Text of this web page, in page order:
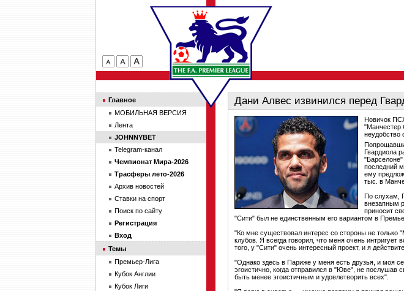
Дани Алвес извинился перед
Новичок
"Манчестер
неудобство
Гвардиола
"Барселоне"
последний
ему
тыс. в
По слухам,
внезапным
приносит
"Сити" был не единственным его вариантом в
"Ко мне существовал интерес со стороны не только
клубов. Я всегда говорил, что меня очень
того, у "Сити" очень интересный проект, и я
"Однако здесь в Париже у меня есть друзья, и моя
эгоистично, когда отправился в "Юве", не послушав
быть менее эгоистичным и удовлетворить всех".
Главное
МОБИЛЬНАЯ ВЕРСИЯ
Лента
JOHNNYBET
Telegram-канал
Чемпионат Мира-2026
Трасферы лето-2026
Архив новостей
Ставки на спорт
Поиск по сайту
Регистрация
Вход
Темы
Премьер-Лига
Кубок Англии
Кубок Лиги